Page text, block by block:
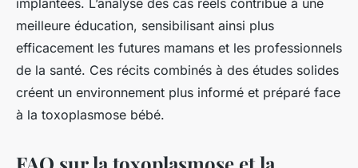
implantées. L’analyse des cas réels contribue à une
meilleure éducation, sensibilisant ainsi plus
efficacement les futures mamans et les professionnels
de la santé. Ces récits combinés à des études solides
créent un environnement plus informé et préparé face
à la toxoplasmose bébé.